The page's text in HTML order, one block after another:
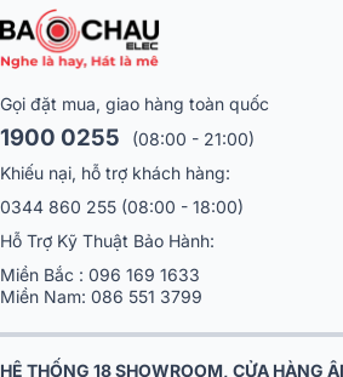
Đánh giá chất lượng Loa
Âm thanh mạnh mẽ
Loa Marshall Tufton có thiết kế
cổng phản xạ âm phía sau tạo ra
tiết trên tất cả các tần số từ 40 - 20
Gọi đặt mua, giao hàng toàn quốc
1900 0255
(08:00 - 21:00)
Khiếu nại, hỗ trợ khách hàng:
0344 860 255 (08:00 - 18:00)
Hỗ Trợ Kỹ Thuật Bảo Hành:
Miền Bắc : 096 169 1633
Miền Nam: 086 551 3799
HỆ THỐNG 18 SHOWROOM, CỬA HÀNG